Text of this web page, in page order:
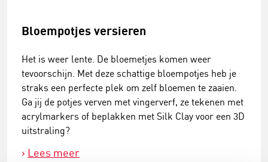
Bloempotjes versieren
Het is weer lente. De bloemetjes komen weer
tevoorschijn. Met deze schattige bloempotjes heb je
straks een perfecte plek om zelf bloemen te zaaien.
Ga jij de potjes verven met vingerverf, ze tekenen met
acrylmarkers of beplakken met Silk Clay voor een 3D
uitstraling?
Lees meer